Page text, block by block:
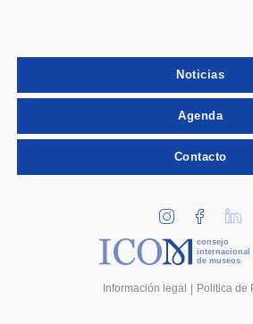
Noticias
Agenda
Contacto
consejo
internacional
de museos
Información legal Politica de